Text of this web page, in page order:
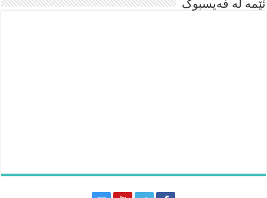
ئێمە لە فەیسبوک